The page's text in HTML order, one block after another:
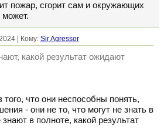
пожар, сгорит сам и окружающих
может.
| Кому: Sir Agressor
какой результат ожидают
что они неспособны понять,
- они не то, что могут не знать в
в полноте, какой результат